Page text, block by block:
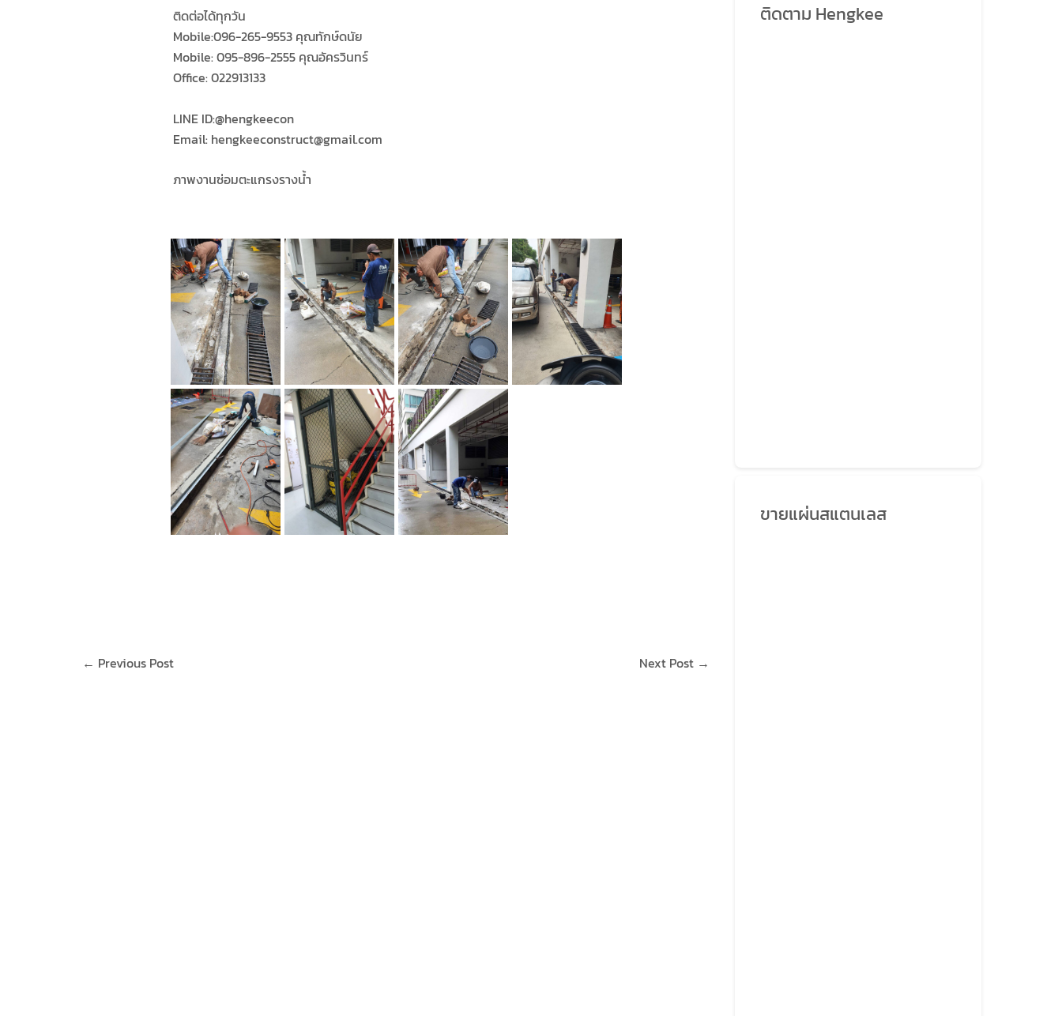
ติดต่อได้ทุกวัน
Mobile:096-265-9553 คุณทักษ์ดนัย
Mobile: 095-896-2555 คุณอัครวินทร์
Office: 022913133
LINE ID:​@hengkeecon
Email: hengkeeconstruct@gmail.com
ภาพงานซ่อมตะแกรงรางน้ำ
← Previous Post Next Post →
ติดตาม Hengkee
ขายแผ่นสแตนเลส